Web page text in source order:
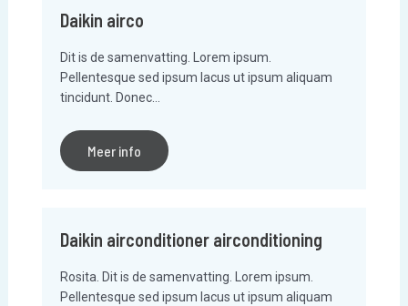
Daikin airco
Dit is de samenvatting. Lorem ipsum.
Pellentesque sed ipsum lacus ut ipsum aliquam
tincidunt. Donec…
Meer info
Daikin airconditioner airconditioning
Rosita. Dit is de samenvatting. Lorem ipsum.
Pellentesque sed ipsum lacus ut ipsum aliquam